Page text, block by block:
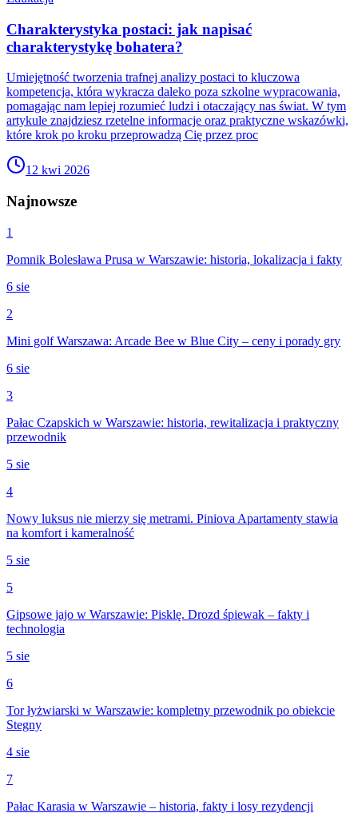
Charakterystyka postaci: jak napisać
charakterystykę bohatera?
Umiejętność tworzenia trafnej analizy postaci to kluczowa
kompetencja, która wykracza daleko poza szkolne wypracowania,
pomagając nam lepiej rozumieć ludzi i otaczający nas świat. W tym
artykule znajdziesz rzetelne informacje oraz praktyczne wskazówki,
które krok po kroku przeprowadzą Cię przez proc
12 kwi 2026
Najnowsze
1
Pomnik Bolesława Prusa w Warszawie: historia, lokalizacja i fakty
6 sie
2
Mini golf Warszawa: Arcade Bee w Blue City – ceny i porady gry
6 sie
3
Pałac Czapskich w Warszawie: historia, rewitalizacja i praktyczny
przewodnik
5 sie
4
Nowy luksus nie mierzy się metrami. Piniova Apartamenty stawia
na komfort i kameralność
5 sie
5
Gipsowe jajo w Warszawie: Pisklę. Drozd śpiewak – fakty i
technologia
5 sie
6
Tor łyżwiarski w Warszawie: kompletny przewodnik po obiekcie
Stegny
4 sie
7
Pałac Karasia w Warszawie – historia, fakty i losy rezydencji